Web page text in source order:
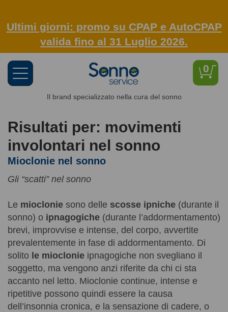
Ultimi giorni: promo su CPAP e AutoCPAP
valida fino al 31 Luglio 2026.
0
Toggle
navigation
Il brand specializzato nella cura del sonno
Risultati per: movimenti
involontari nel sonno
Mioclonie nel sonno
Gli “scatti” nel sonno
Le mioclonie sono delle scosse ipniche (durante il
sonno) o ipnagogiche (durante l’addormentamento)
brevi, improvvise e intense, del corpo, avvertite
prevalentemente in fase di addormentamento. Di
solito le mioclonie ipnagogiche non svegliano il
soggetto, ma vengono anzi riferite da chi ci sta
accanto nel letto. Mioclonie continue, intense e
ripetitive possono quindi essere la causa
dell’insonnia cronica, e la sensazione di cadere, o